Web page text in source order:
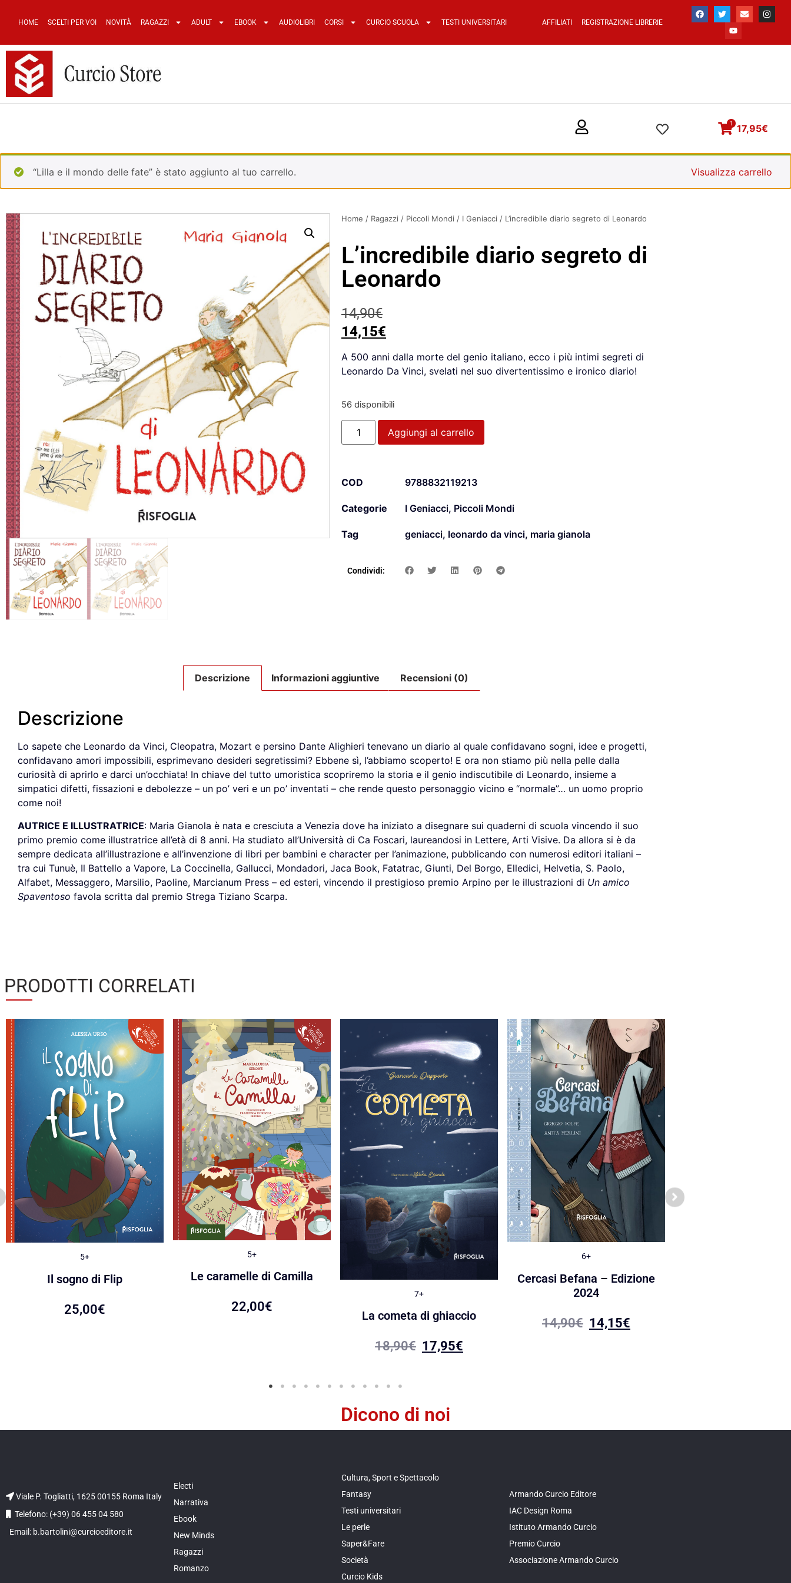
HOME SCELTI PER VOI NOVITÀ RAGAZZI ADULT EBOOK AUDIOLIBRI CORSI CURCIO SCUOLA TESTI UNIVERSITARI AFFILIATI REGISTRAZIONE LIBRERIE
17,95€
1
“Lilla e il mondo delle fate” è stato aggiunto al tuo carrello. Visualizza carrello
Home / Ragazzi / Piccoli Mondi / I Geniacci / L’incredibile diario segreto di Leonardo
L’incredibile diario segreto di
Leonardo
14,90€
14,15€
A 500 anni dalla morte del genio italiano, ecco i più intimi segreti di
Leonardo Da Vinci, svelati nel suo divertentissimo e ironico diario!
56 disponibili
Aggiungi al carrello
COD 9788832119213
Categorie I Geniacci, Piccoli Mondi
Tag geniacci, leonardo da vinci, maria gianola
Condividi:
Descrizione Informazioni aggiuntive Recensioni (0)
Descrizione
Lo sapete che Leonardo da Vinci, Cleopatra, Mozart e persino Dante Alighieri tenevano un diario al quale confidavano sogni, idee e progetti,
confidavano amori impossibili, esprimevano desideri segretissimi? Ebbene sì, l’abbiamo scoperto! E ora non stiamo più nella pelle dalla
curiosità di aprirlo e darci un’occhiata! In chiave del tutto umoristica scopriremo la storia e il genio indiscutibile di Leonardo, insieme a
simpatici difetti, fissazioni e debolezze – un po’ veri e un po’ inventati – che rende questo personaggio vicino e “normale”… un uomo proprio
come noi!
AUTRICE E ILLUSTRATRICE: Maria Gianola è nata e cresciuta a Venezia dove ha iniziato a disegnare sui quaderni di scuola vincendo il suo
primo premio come illustratrice all’età di 8 anni. Ha studiato all’Università di Ca Foscari, laureandosi in Lettere, Arti Visive. Da allora si è da
sempre dedicata all’illustrazione e all’invenzione di libri per bambini e character per l’animazione, pubblicando con numerosi editori italiani –
tra cui Tunuè, Il Battello a Vapore, La Coccinella, Gallucci, Mondadori, Jaca Book, Fatatrac, Giunti, Del Borgo, Elledici, Helvetia, S. Paolo,
Alfabet, Messaggero, Marsilio, Paoline, Marcianum Press – ed esteri, vincendo il prestigioso premio Arpino per le illustrazioni di Un amico
Spaventoso favola scritta dal premio Strega Tiziano Scarpa.
PRODOTTI CORRELATI
5+
Il sogno di Flip
25,00€
5+
Le caramelle di Camilla
22,00€
7+
La cometa di ghiaccio
18,90€ 17,95€
6+
Cercasi Befana – Edizione
2024
14,90€ 14,15€
Dicono di noi
Viale P. Togliatti, 1625 00155 Roma Italy
Telefono: (+39) 06 455 04 580
Email: b.bartolini@curcioeditore.it
Electi
Narrativa
Ebook
New Minds
Ragazzi
Romanzo
Cultura, Sport e Spettacolo
Fantasy
Testi universitari
Le perle
Saper&Fare
Società
Curcio Kids
Armando Curcio Editore
IAC Design Roma
Istituto Armando Curcio
Premio Curcio
Associazione Armando Curcio